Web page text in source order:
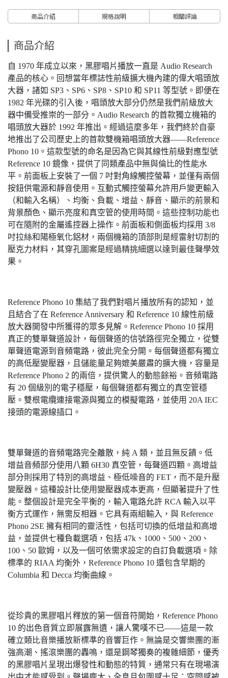
商品介紹 規格說明 相關評論
商品介紹
自 1970 年成立以來，黑膠唱片播放一直是 Audio Research
產品的核心。回想當年標誌性前級擴大機內建的偉大唱頭放
大器，諸如 SP3、SP6、SP8、SP10 和 SP11 等型號。即便在
1982 年光碟的引入後，唱頭放大部分仍然是我們前級放大
器中備受推崇的一部分。Audio Research 的首款獨立機箱的
唱頭放大器於 1992 年推出。經過這麼多年，我們終於自豪
地推出了公司歷史上的首款雙機箱唱頭放大器——Reference
Phono 10。這款型號的命名是因為它與其線性前級對應型號
Reference 10 鏡像，提供了同類產品中無與倫比的性能水
平。前面板上安裝了一個 7 吋對角線觸控螢幕，並僅有兩個
按鈕供電源和靜音使用。互動式觸控螢幕允許用戶變更輸入
（和輸入名稱）、均衡、負載、增益、靜音、顯示的前景和
背景顏色、顯示亮度和真空管的使用時間。這些控制功能也
可在隨附的金屬遙控器上操作。前面板和側面板均採用 3/8
吋拉絲和陽極氧化鋁材，兩個機箱的頂部則是經雷射切割的
壓克力材料，其穿孔圖案是經過精挑細選以達到最佳聲學效
果。
Reference Phono 10 集結了我們對唱片播放所有的認知，並
且結合了在 Reference Anniversary 和 Reference 10 線性前級
放大器開發中所獲得的眾多見解。Reference Phono 10 採用
真正的雙單聲道設計，每個聲道的信號路徑完全獨立，從雙
單聲道電源到音頻電路，彼此完全分開。每個聲道都有獨立
的高低壓變壓器，且儲能量足夠媲美嚴肅的擴大機，容量是
Reference Phono 2 的兩倍，提供驚人的動態餘裕。音頻電路
有 20 個級別的電子穩壓，每個聲道都有獨立的真空管穩
壓。雙根電纜連接電源與獨立的模擬電路，並使用 20A IEC
接頭的電源線插口。
雙單聲道的音頻電路完全離散，純 A 類，並且無反饋。低
增益音頻部分使用八顆 6H30 真空管，每聲道四顆。高增益
部分則採用了特別的高增益、極低噪音的 FET，而不是升壓
變壓器。這種設計比使用變壓器成本更高，但顯著提升了性
能。整個設計是完全平衡的，輸入電路允許 RCA 輸入以平
衡方式運作，無需反相器。它具有兩組輸入，與 Reference
Phono 2SE 擁有相同的靈活性，包括可切換的低增益和高增
益，並提供七種負載選項，包括 47k、1000、500、200、
100、50 歐姆，以及一個可依需求設定的自訂負載選項。除
標準的 RIAA 均衡外，Reference Phono 10 還包含早期的
Columbia 和 Decca 均衡曲線。
從珍貴的黑膠唱片釋放的第一個音符開始，Reference Phono
10 的出色音質立即展露無遺，讓人驚嘆不已——這是一款
確立類比音樂播放新標準的音響巨作。無論是交響樂團的漸
強高潮、搖滾樂團的轟鳴，還是鋼琴獨奏的複雜細節，優秀
的黑膠唱片呈現出爆發性和動態的特質，通常只有在現場演